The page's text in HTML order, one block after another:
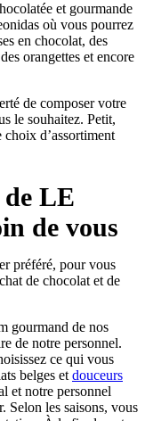
et gourmande
où vous pourrez
en chocolat, des
orangettes et encore
de composer votre
le souhaitez. Petit,
d’assortiment
de LE
de vous
préféré, pour vous
de chocolat et de
gourmand de nos
de notre personnel.
ce qui vous
belges et douceurs
et notre personnel
Selon les saisons, vous